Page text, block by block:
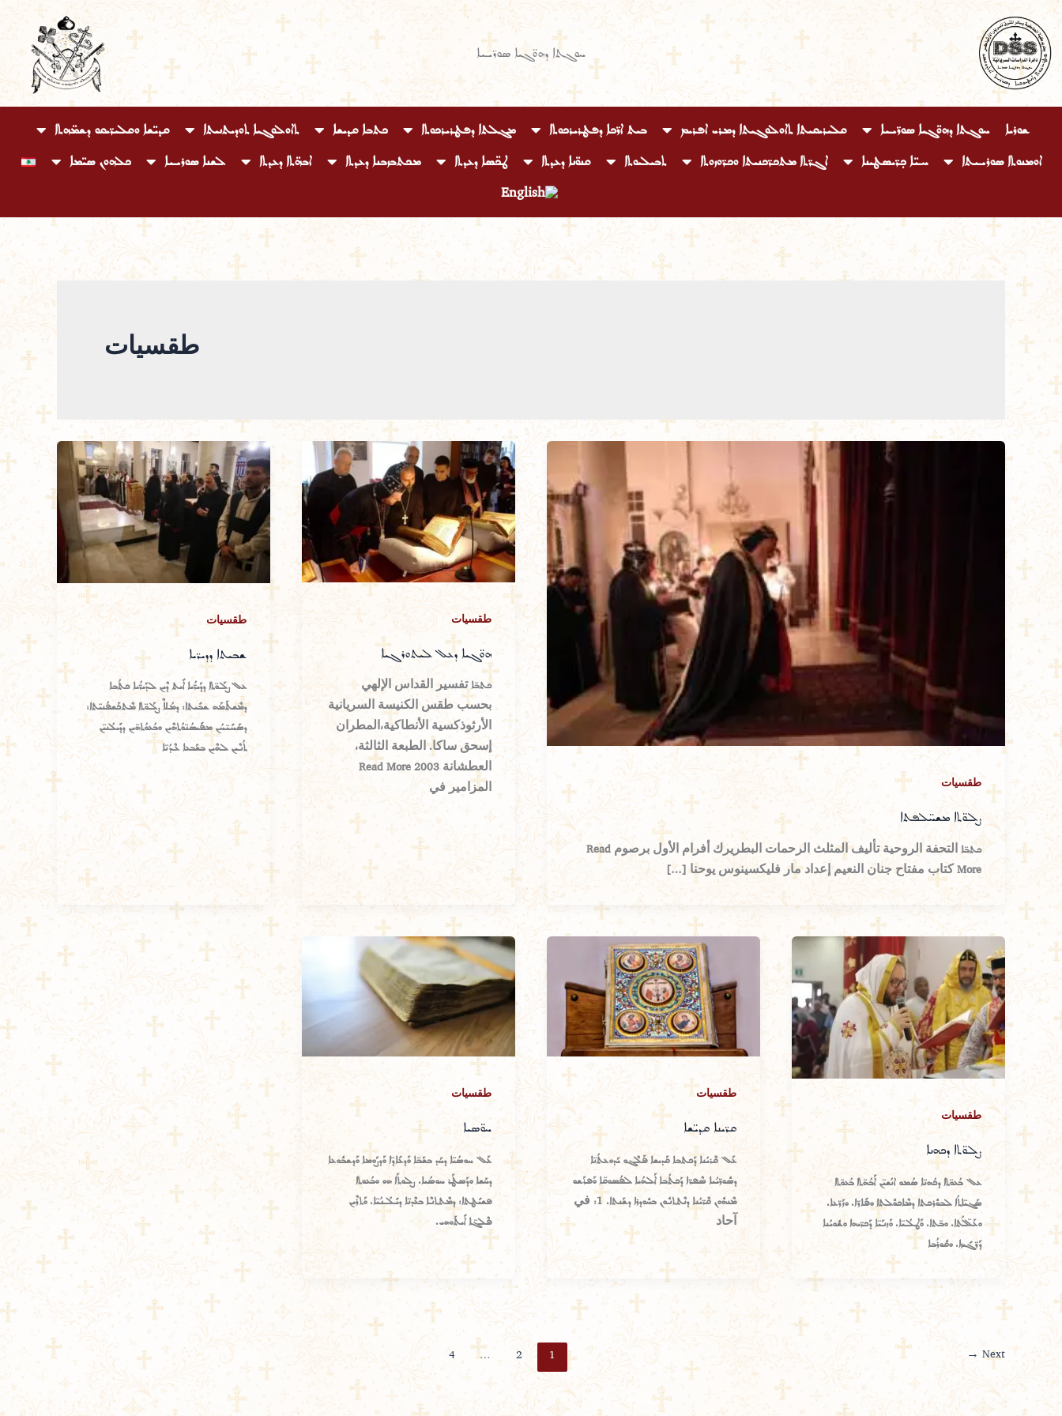
Skip
to
content
ܚܘܓܬܐ ܕܗܘ̈ܓܝܐ ܣܘܪ̈ܝܝܐ
ܫܘܪܝܐ ܚܘܓܬܐ ܕܗܘ̈ܓܝܐ ܣܘܪ̈ܝܝܐ ܩܠܝܪܝܩܝܬܐ ܬܐܘܠܘܓܝܬܐ ܕܡܪܝ ܐܦܪܝܡ ܒܝܬ ܐܪ̈ܟܐ ܕܦܛܪܝܪܟܘܬܐ ܡܓܠܬܐ ܕܦܛܪܝܪܟܘܬܐ ܟܬܒܐ ܩܕܝܫܐ ܬܐܘܠܘܓܝܐ ܬܘܕܝܬܢܝܬܐ
ܩܕܝ̈ܫܐ ܘܩܠܝܪ̈ܝܩܘ ܕܫܡ̈ܗܬܐ
ܐܘܡܢܘܬܐ ܣܘܪܝܝܬܐ
ܚܝ̈ܐ ܟ̣ܪ̈ܝܣܛܝܢܐ ܐܓܪ̈ܬܐ ܡܬܟܪ̈ܟܢܝܬܐ ܘܟܪ̈ܘܙܘܬܐ ܬܒܝܠܝܘܬܐ ܩܢܘ̈ܢܐ ܕܥܕܬܐ ܛܟ̈ܣܐ ܕܥܕܬܐ ܡܟܬܒܙܒܢܐ ܕܥܕܬܐ ܐܒܗ̈ܬܐ ܕܥܕܬܐ ܠܫܢܐ ܣܘܪܝܝܐ ܟܠܗܘܢ ܣܝ̈ܡܐ
طقسيات
طقسيات
ܨܠܘ̈ܬܐ ܡܫܚ̈ܠܦܬܐ
ܟܬܒ̈ܐ التحفة الروحية تأليف المثلث الرحمات البطريرك أفرام الأول برصوم Read
More كتاب مفتاح جنان النعيم إعداد مار فليكسينوس يوحنا […]
طقسيات
ܗܘ̈ܓܝܐ ܕܥܠ ܠܝܬܘܪܓܝܐ
ܟܬܒ̈ܐ تفسير القداس الإلهي
بحسب طقس الكنيسة السريانية
الأرثوذكسية الأنطاكية،المطران
إسحق ساكا. الطبعة الثالثة،
العطشانة 2003 Read More
المزامير في
طقسيات
ܫܒܝܬܐ ܕܕܝܪ̈ܝܐ
ܥܠ ܨܠܰܘ̈ܬܐ ܕܕܰܝܪ̈ܳܝܐ ܐܺܝܬ ܕܶܝܢ ܠܕܰܝܪ̈ܳܝܐ ܟܬܳܒܐ
ܕܡܶܫܬܰܡܰܗ ܫܒܺܝܬܐ: ܕܡܳܠܐܶ ܨܠܰܘ̈ܬܐ ܡܶܬܟܰܫܦܳܢܝ̈ܬܐ:
ܕܣܰܚܺܝ̈ܚܳܢ ܡܦܺܝܣܳܢ̈ܘܳܬܗܶܝܢ ܘܒܳܥܘܳܬܗ̈ܝܢ ܕܕܺܝܠܳܢܝ̈ܢ
ܬܳܢܶܝܢ ܠܗܶܝܢ ܒܫܰܒܥܐ ܥܶܕܳܢ̈ܐ
طقسيات
ܨܠܘ̈ܬܐ ܕܟܗܢܐ
ܥܠ ܒܳܥܘ̈ܬܐ ܕܟܳܗܢ̈ܐ ܣܳܡܘ ܐܢܳܫܝ̈ܢ ܐܰܒܳܗ̈ܬܐ ܒܳܥܘ̈ܬܐ
ܣܰܓܝ̈ܐܬܳܐ ܠܒܘܽܪܟܬܐ ܕܡܶܐܟܘܽܠܬܐ ܘܦܺܐܪ̈ܐ. ܘܙܰܪ̈ܥܐ.
ܘܥܰܠ̈ܠܳܬܐ. ܘܒ̈ܬܐ. ܘܰܛܠܳܝ̈ܐ. ܘܰܙܢܰܝ̈ܐ ܕܰܟܪ̈ܝܗܐ ܘܫܽܘܝܳܢܐ
ܕܰܪ̈ܓܺܝܙܐ. ܘܩܽܘܪܳܒܐ
طقسيات
ܩܪ̈ܝܢܐ ܩܕܝ̈ܫܐ
ܥܰܠ ܩܶܪܝܳܢܐ ܕܰܟܬܒܐ ܩܰܕܝܫܐ ܦܰܠܶܓܘ ܝܰܕܘܥܬܳܢ̈ܐ
ܕܣܽܘܪ̈ܝܳܝܐ ܣܶܦܪ̈ܐ ܕܰܟܬܳܒܐ ܐܰܠܗܳܝܐ ܠܦܳܣܘܩ̈ܐ ܘܰܦܪܰܫܘ
ܡܶܢܗܽܘܢ ܩܶܪ̈ܝܳܢܐ ܕܢܶܬܬܢܽܘܢ ܒܚܽܘܕܪܐ ܕܫܰܢܬܐ. 1: في
آحاد
طقسيات
ܚܘ̈ܣܝܐ
ܥܰܠ ܚܘܣܳܝ̈ܐ ܕܚܰܕ ܒܫܰܒ̈ܐ ܘܰܕܥܺܐܕ̈ܐ ܘܰܕܨܰܘܡܐ ܘܰܕܫܒܽܘܥܐ
ܕܚܰܫܐ ܘܕܰܣܛܰܪ ܚܘܣܳܝܐ. ܨܠܘܬܰܐ ܗܘ ܘܒܳܥܘܬܐ
ܦܫܝܺܛܬܐ: ܕܡܶܬܬܢܶܐ ܒܥܶܕܢ̈ܐ ܕܝܺܠܳܢܳܝ̈ܐ. ܘܰܬܪܶܝܢ
ܦܶܠܓ̈ܐ ܐܺܝܬܰܘܗܝ.
1
2
…
4 Next
→